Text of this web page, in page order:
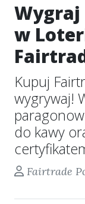
Wygraj
w
Kupuj
wygrywaj!
do kawy
Fairtrade